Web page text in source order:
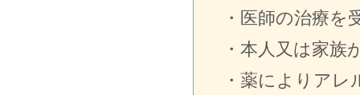
・医師の治療を
・本人又は家族
・薬によりアレ